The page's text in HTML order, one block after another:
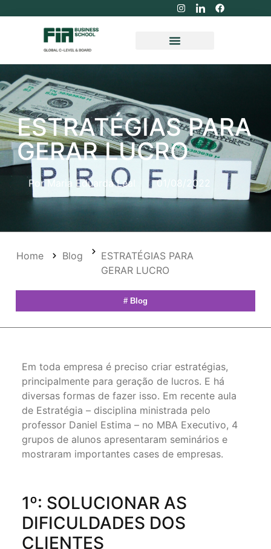
ESTRATÉGIAS PARA
GERAR LUCRO
PorMaria Eduarda Leal 01/08/2022
Home Blog
ESTRATÉGIAS PARA
GERAR LUCRO
# Blog
Em toda empresa é preciso criar estratégias,
principalmente para geração de lucros. E há
diversas formas de fazer isso. Em recente aula
de Estratégia – disciplina ministrada pelo
professor Daniel Estima – no MBA Executivo, 4
grupos de alunos apresentaram seminários e
mostraram importantes cases de empresas.⁠
1º: SOLUCIONAR AS
DIFICULDADES DOS
CLIENTES